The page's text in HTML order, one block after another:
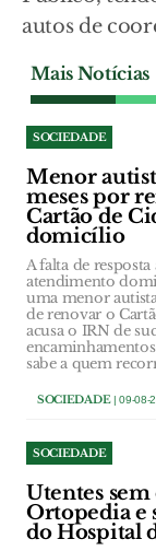
autos de
Mais Notícias
SOCIEDADE
Menor
meses por
Cartão de
domicílio
A falta de
atendimento
uma menor
de renovar o
acusa o IRN de
sabe a quem
SOCIEDADE| 09-08-
SOCIEDADE
Utentes sem
Ortopedia e
do Hospital